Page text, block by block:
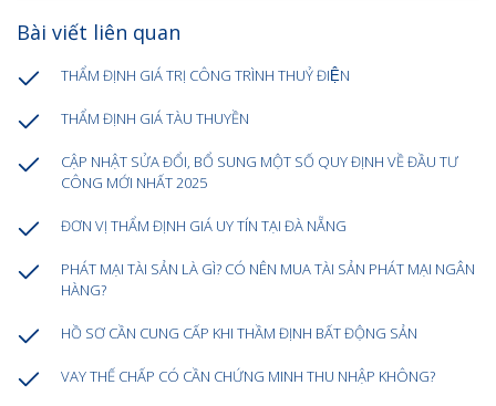
Bài viết liên quan
THẨM ĐỊNH GIÁ TRỊ CÔNG TRÌNH THUỶ ĐIỆN
THẨM ĐỊNH GIÁ TÀU THUYỀN
CẬP NHẬT SỬA ĐỔI, BỔ SUNG MỘT SỐ QUY ĐỊNH VỀ ĐẦU TƯ
CÔNG MỚI NHẤT 2025
ĐƠN VỊ THẨM ĐỊNH GIÁ UY TÍN TẠI ĐÀ NẴNG
PHÁT MẠI TÀI SẢN LÀ GÌ? CÓ NÊN MUA TÀI SẢN PHÁT MẠI NGÂN
HÀNG?
HỒ SƠ CẦN CUNG CẤP KHI THẦM ĐỊNH BẤT ĐỘNG SẢN
VAY THẾ CHẤP CÓ CẦN CHỨNG MINH THU NHẬP KHÔNG?